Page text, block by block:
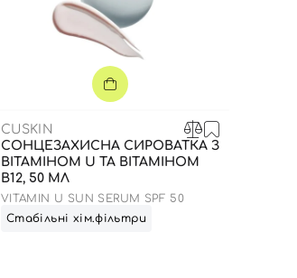
CUSKIN
СОНЦЕЗАХИСНА СИРОВАТКА З
ВІТАМІНОМ U ТА ВІТАМІНОМ
В12, 50 МЛ
VITAMIN U SUN SERUM SPF 50
Стабільні хім.фільтри